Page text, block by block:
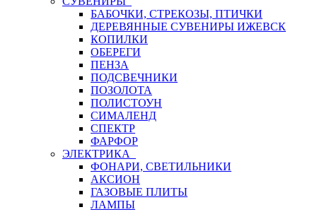
БАБОЧКИ, СТРЕКОЗЫ, ПТИЧКИ
ДЕРЕВЯННЫЕ СУВЕНИРЫ ИЖЕВСК
КОПИЛКИ
ОБЕРЕГИ
ПЕНЗА
ПОДСВЕЧНИКИ
ПОЗОЛОТА
ПОЛИСТОУН
СИМАЛЕНД
СПЕКТР
ФАРФОР
ЭЛЕКТРИКА
ФОНАРИ, СВЕТИЛЬНИКИ
АКСИОН
ГАЗОВЫЕ ПЛИТЫ
ЛАМПЫ